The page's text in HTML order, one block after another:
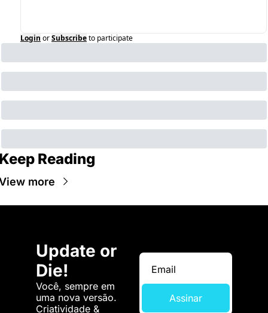
Login orSubscribeto participate
Reading
more
Update or
Die!
Você, sempre em
uma nova versão.
Criatividade &
Assinar